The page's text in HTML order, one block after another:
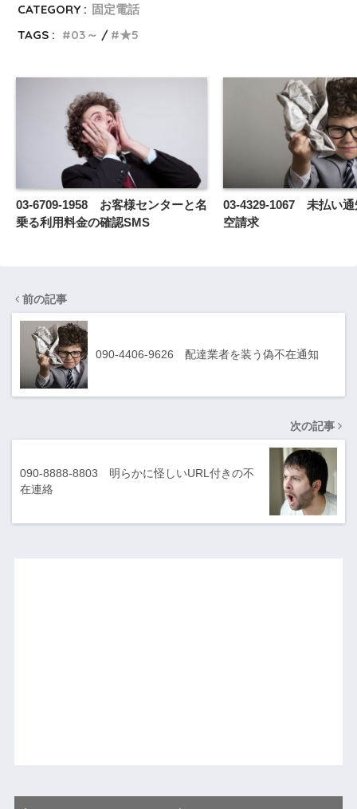
CATEGORY : 固定電話
TAGS :
03～ ★5
03-6709-1958 お客様センターと名
乗る利用料金の確認SMS
03-4329-1067 未払い通
空請求
前の記事
090-4406-9626 配達業者を装う偽不在通知
次の記事
090-8888-8803 明らかに怪しいURL付きの不
在連絡